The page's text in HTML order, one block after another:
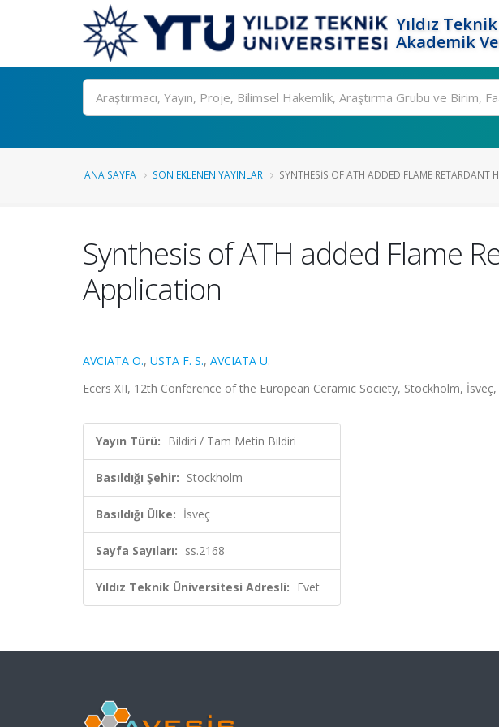
Yıldız
Akademik
Ara
ANA SAYFA SON EKLENEN YAYINLAR SYNTHESIS OF ATH ADDED FLAME RETARDANT
Synthesis of ATH added Flame
Application
AVCIATA O., USTA F. S., AVCIATA U.
Ecers XII, 12th Conference of the European Ceramic Society, Stockholm,
Yayın Türü: Bildiri / Tam Metin Bildiri
Basıldığı Şehir: Stockholm
Basıldığı Ülke: İsveç
Sayfa Sayıları: ss.2168
Yıldız Teknik Üniversitesi Adresli: Evet